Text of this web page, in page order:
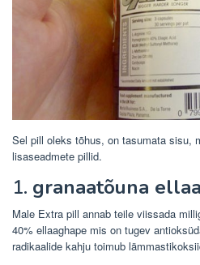
Sel pill oleks tõhus, on tasumata sisu,
lisaseadmete pillid.
1. granaatõuna
Male Extra pill annab teile viissada
40% ellaaghape mis on tugev
radikaalide kahju toimub